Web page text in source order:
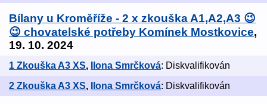
Bílany u Kroměříže - 2 x zkouška A1,A2,A3 😉
😉 chovatelské potřeby Komínek Mostkovice,
19. 10. 2024
1 Zkouška A3 XS, Ilona Smrčková: Diskvalifikován
2 Zkouška A3 XS, Ilona Smrčková: Diskvalifikován